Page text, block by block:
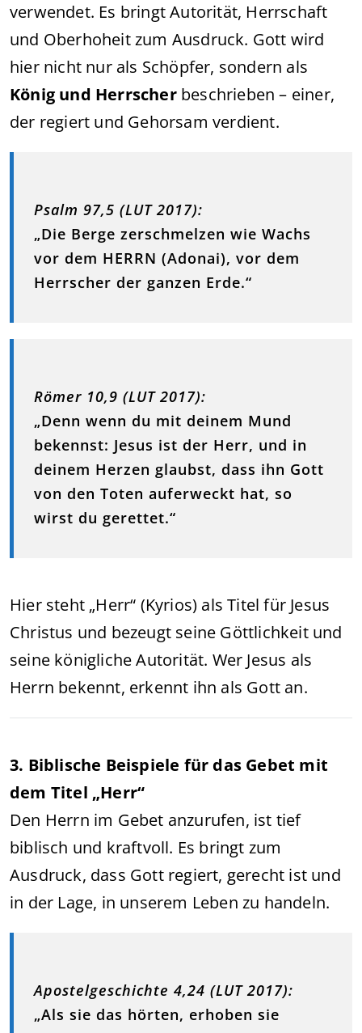
verwendet. Es bringt Autorität, Herrschaft
und Oberhoheit zum Ausdruck. Gott wird
hier nicht nur als Schöpfer, sondern als
König und Herrscherbeschrieben – einer,
der regiert und Gehorsam verdient.
Psalm 97,5 (LUT 2017):
„Die Berge zerschmelzen wie Wachs
vor dem HERRN (Adonai), vor dem
Herrscher der ganzen Erde.“
Römer 10,9 (LUT 2017):
„Denn wenn du mit deinem Mund
bekennst: Jesus ist der Herr, und in
deinem Herzen glaubst, dass ihn Gott
von den Toten auferweckt hat, so
wirst du gerettet.“
Hier steht „Herr“ (Kyrios) als Titel für Jesus
Christus und bezeugt seine Göttlichkeit und
seine königliche Autorität. Wer Jesus als
Herrn bekennt, erkennt ihn als Gott an.
3. Biblische Beispiele für das Gebet mit
dem Titel „Herr“
Den Herrn im Gebet anzurufen, ist tief
biblisch und kraftvoll. Es bringt zum
Ausdruck, dass Gott regiert, gerecht ist und
in der Lage, in unserem Leben zu handeln.
Apostelgeschichte 4,24 (LUT 2017):
„Als sie das hörten, erhoben sie